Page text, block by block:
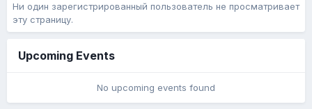
Ни один зарегистрированный пользователь не просматривает
эту страницу.
Upcoming Events
No upcoming events found